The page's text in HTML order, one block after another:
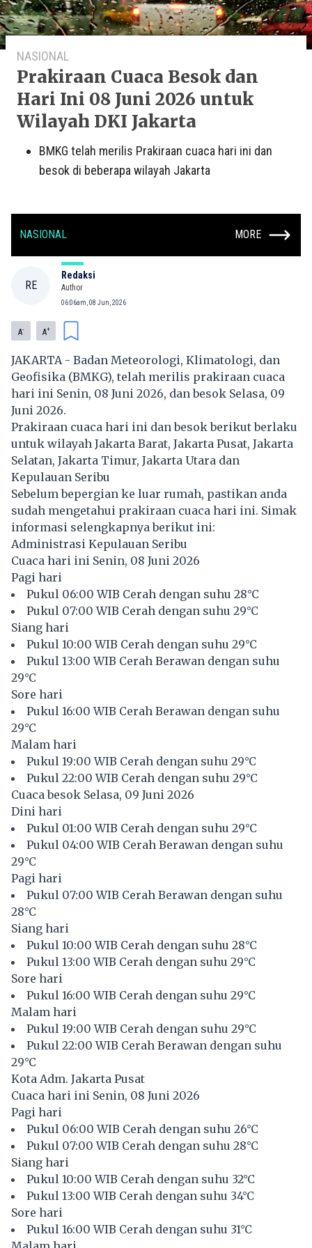
NASIONAL
Prakiraan Cuaca Besok dan
Hari Ini 08 Juni 2026 untuk
Wilayah DKI Jakarta
BMKG telah merilis Prakiraan cuaca hari ini dan
besok di beberapa wilayah Jakarta
NASIONAL MORE
RE
Redaksi
Author
06:06am, 08 Jun, 2026
A- A+
JAKARTA - Badan Meteorologi, Klimatologi, dan
Geofisika (BMKG), telah merilis prakiraan cuaca
hari ini Senin, 08 Juni 2026, dan besok Selasa, 09
Juni 2026.
Prakiraan cuaca hari ini dan besok berikut berlaku
untuk wilayah Jakarta Barat, Jakarta Pusat, Jakarta
Selatan, Jakarta Timur, Jakarta Utara dan
Kepulauan Seribu
Sebelum bepergian ke luar rumah, pastikan anda
sudah mengetahui prakiraan cuaca hari ini. Simak
informasi selengkapnya berikut ini:
Administrasi Kepulauan Seribu
Cuaca hari ini Senin, 08 Juni 2026
Pagi hari
Pukul 06:00 WIB Cerah dengan suhu 28°C
Pukul 07:00 WIB Cerah dengan suhu 29°C
Siang hari
Pukul 10:00 WIB Cerah dengan suhu 29°C
Pukul 13:00 WIB Cerah Berawan dengan suhu
29°C
Sore hari
Pukul 16:00 WIB Cerah Berawan dengan suhu
29°C
Malam hari
Pukul 19:00 WIB Cerah dengan suhu 29°C
Pukul 22:00 WIB Cerah dengan suhu 29°C
Cuaca besok Selasa, 09 Juni 2026
Dini hari
Pukul 01:00 WIB Cerah dengan suhu 29°C
Pukul 04:00 WIB Cerah Berawan dengan suhu
29°C
Pagi hari
Pukul 07:00 WIB Cerah Berawan dengan suhu
28°C
Siang hari
Pukul 10:00 WIB Cerah dengan suhu 28°C
Pukul 13:00 WIB Cerah dengan suhu 29°C
Sore hari
Pukul 16:00 WIB Cerah dengan suhu 29°C
Malam hari
Pukul 19:00 WIB Cerah dengan suhu 29°C
Pukul 22:00 WIB Cerah Berawan dengan suhu
29°C
Kota Adm. Jakarta Pusat
Cuaca hari ini Senin, 08 Juni 2026
Pagi hari
Pukul 06:00 WIB Cerah dengan suhu 26°C
Pukul 07:00 WIB Cerah dengan suhu 28°C
Siang hari
Pukul 10:00 WIB Cerah dengan suhu 32°C
Pukul 13:00 WIB Cerah dengan suhu 34°C
Sore hari
Pukul 16:00 WIB Cerah dengan suhu 31°C